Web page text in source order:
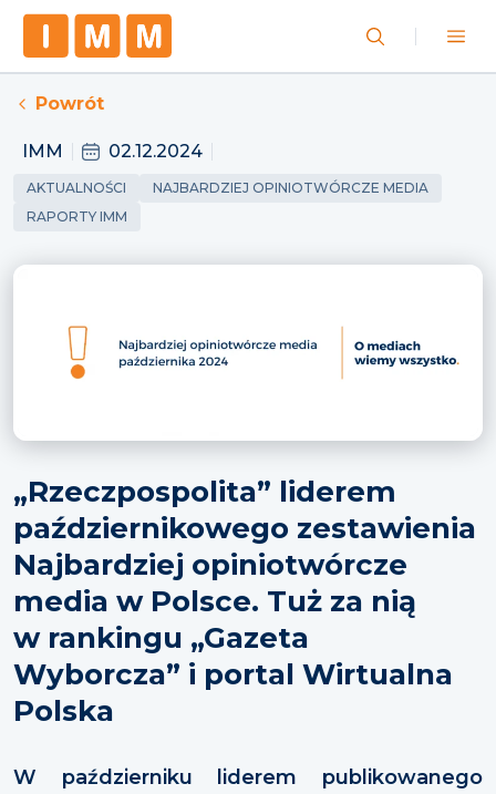
Powrót
IMM 02.12.2024
AKTUALNOŚCI
NAJBARDZIEJ OPINIOTWÓRCZE MEDIA
RAPORTY IMM
„Rzeczpospolita” liderem
październikowego zestawienia
Najbardziej opiniotwórcze
media w Polsce. Tuż za nią
w rankingu „Gazeta
Wyborcza” i portal Wirtualna
Polska
W październiku liderem publikowanego